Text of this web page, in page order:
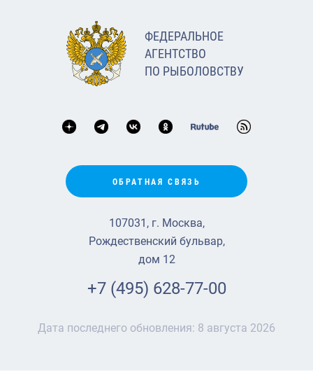
ФЕДЕРАЛЬНОЕ
АГЕНТСТВО
ПО РЫБОЛОВСТВУ
ОБРАТНАЯ СВЯЗЬ
107031, г. Москва,
Рождественский бульвар,
дом 12
+7 (495) 628-77-00
Дата последнего обновления: 8 августа 2026